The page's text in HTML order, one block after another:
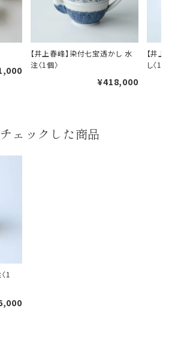
【井上春峰】染付七宝透かし 水
注〈1個〉
¥418,000
【井上
し〈1個
ェックした商品
1